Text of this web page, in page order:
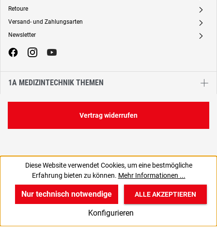
101,70 €
Retoure A
Versand- und Zahlungsarten A
Newsletter A
1A MEDIZINTECHNIK THEMEN
Vertrag widerrufen
Diese Website verwendet Cookies, um eine bestmögliche
Erfahrung bieten zu können. Mehr Informationen ...
Nur technisch notwendige
Konfigurieren
ALLE AKZEPTIEREN
v
Produkte
B